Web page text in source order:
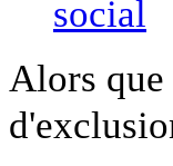
Alors que